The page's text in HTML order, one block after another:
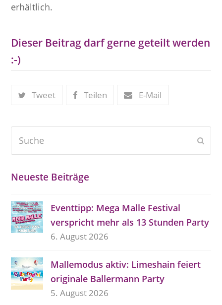
erhältlich.
Dieser Beitrag darf gerne geteilt werden
:-)
Tweet Teilen E-Mail
Neueste Beiträge
Eventtipp: Mega Malle Festival
verspricht mehr als 13 Stunden Party
6. August 2026
Mallemodus aktiv: Limeshain feiert
originale Ballermann Party
5. August 2026